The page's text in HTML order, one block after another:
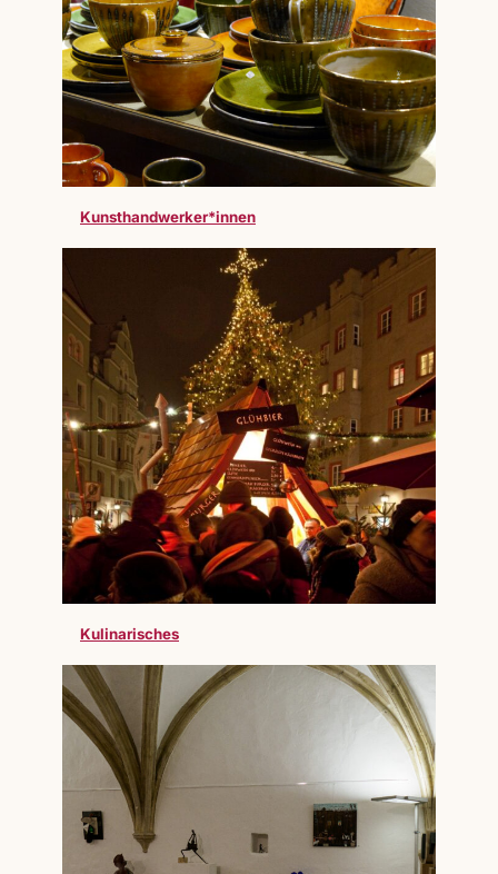
Kunsthandwerker*innen
Kulinarisches